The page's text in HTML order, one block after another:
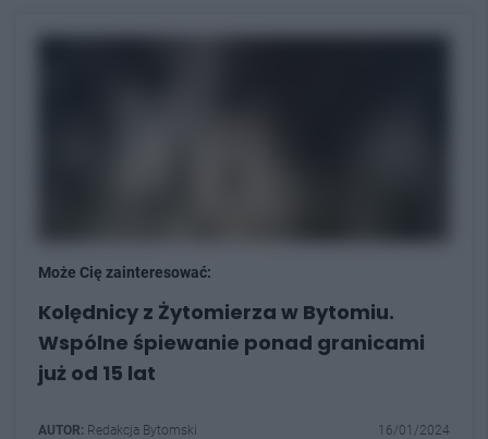
Może Cię zainteresować:
Kolędnicy z Żytomierza w Bytomiu.
Wspólne śpiewanie ponad granicami
już od 15 lat
AUTOR: Redakcja Bytomski 16/01/2024